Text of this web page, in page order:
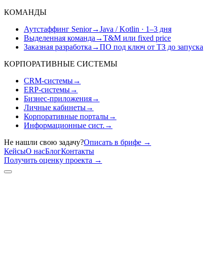
КОМАНДЫ
Аутстаффинг Senior→Java / Kotlin · 1–3 дня
Выделенная команда →T&M или fixed price
Заказная разработка →ПО под ключ от ТЗ до запуска
КОРПОРАТИВНЫЕ СИСТЕМЫ
CRM-системы→
ERP-системы→
Бизнес-приложения→
Личные кабинеты→
Корпоративные порталы→
Информационные сист. →
Не нашли свою задачу?Описать в брифе →
КейсыО насБлогКонтакты
Получить оценку проекта →